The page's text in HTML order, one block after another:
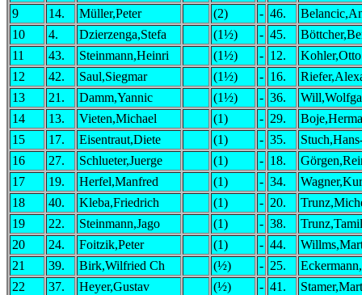
9
14. Müller,Peter (2) - 46.
10
4. Dzierzenga,Stefa (1½) - 45.
11
43. Steinmann,Heinri (1½) - 12.
Kohler,Otto
12
42. Saul,Siegmar (1½) - 16.
13
21. Damm,Yannic (1½) - 36.
14
13. Vieten,Michael (1) - 29.
15
17. Eisentraut,Diete (1) - 35.
16
27. Schlueter,Juerge (1) - 18.
17
19. Herfel,Manfred (1) - 34.
18
40. Kleba,Friedrich (1) - 20.
19
22. Steinmann,Jago (1) - 38.
20
24. Foitzik,Peter (1) - 44.
21
39. Birk,Wilfried Ch (½) - 25.
22
37. Heyer,Gustav (½) - 41.